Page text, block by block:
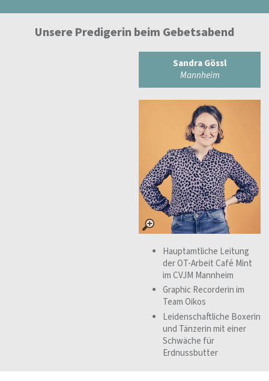
Unsere Predigerin beim Gebetsabend
Sandra Gössl
Mannheim
Hauptamtliche Leitung
der OT-Arbeit Café Mint
im CVJM Mannheim
Graphic Recorderin im
Team Oikos
Leidenschaftliche Boxerin
und Tänzerin mit einer
Schwäche für
Erdnussbutter